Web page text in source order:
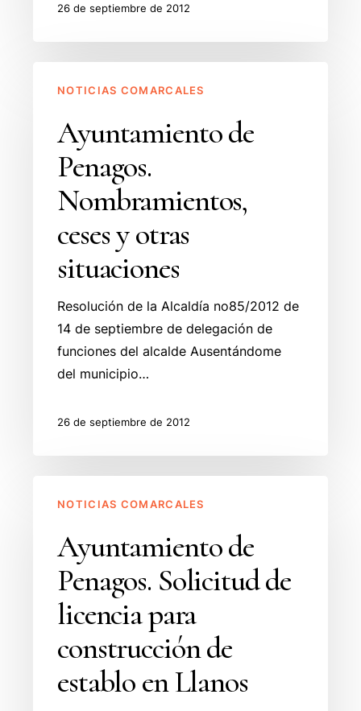
26 de septiembre de 2012
Nombramientos,
ceses
otras
situaciones
NOTICIAS COMARCALES
Ayuntamiento de
Penagos.
Nombramientos,
ceses y otras
situaciones
Resolución de la Alcaldía no85/2012 de
14 de septiembre de delegación de
funciones del alcalde Ausentándome
del municipio…
26 de septiembre de 2012
Solicitud
licencia
para
construcción
establo
NOTICIAS COMARCALES
Ayuntamiento de
Penagos. Solicitud de
licencia para
construcción de
establo en Llanos